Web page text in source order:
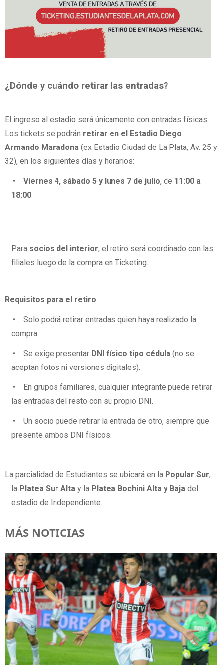
¿Dónde y cuándo retirar las entradas?
El ingreso al estadio será únicamente con entradas físicas.
Los tickets se podrán retirar en el Estadio Diego
Armando Maradona (ex Estadio Ciudad de La Plata, Av. 25 y
32), en los siguientes días y horarios:
• Viernes 4, sábado 5 y lunes 7 de julio, de 11:00 a
18:00
Para socios del interior, el retiro será coordinado con las
filiales luego de la compra en Ticketing.
Requisitos para el retiro
• Solo podrá retirar entradas quien haya realizado la
compra.
• Se exige presentar DNI físico tipo cédula (no se
aceptan fotos ni versiones digitales).
• En grupos familiares, cualquier integrante puede retirar
las entradas del resto con su propio DNI.
• Un socio puede retirar la entrada de otro, siempre que
presente ambos DNI físicos.
La parcialidad de Estudiantes se ubicará en la Popular Sur,
la Platea Sur Alta y la Platea Bochini Alta y Baja del
estadio de Independiente.
MÁS NOTICIAS